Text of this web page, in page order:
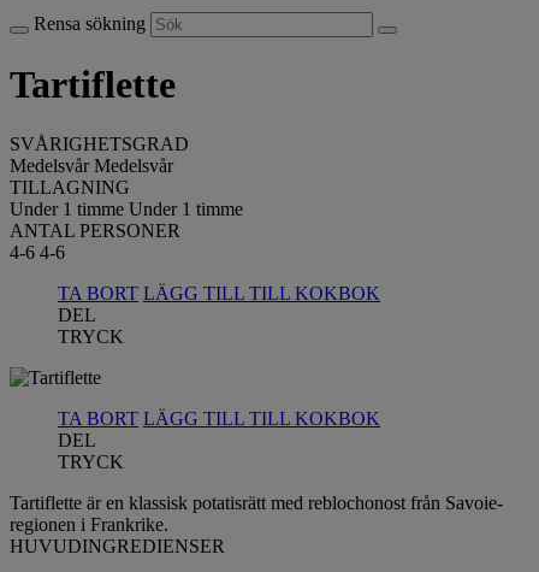
Rensa sökning
Tartiflette
SVÅRIGHETSGRAD
Medelsvår Medelsvår
TILLAGNING
Under 1 timme Under 1 timme
ANTAL PERSONER
4-6 4-6
TA BORT LÄGG TILL TILL KOKBOK
DEL
TRYCK
TA BORT LÄGG TILL TILL KOKBOK
DEL
TRYCK
Tartiflette är en klassisk potatisrätt med reblochonost från Savoie-
regionen i Frankrike.
HUVUDINGREDIENSER